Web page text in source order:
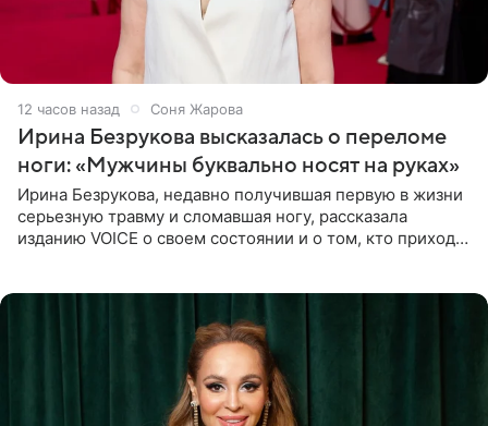
12 часов назад Соня Жарова
Ирина Безрукова высказалась о переломе
ноги: «Мужчины буквально носят на руках»
Ирина Безрукова, недавно получившая первую в жизни
серьезную травму и сломавшая ногу, рассказала
изданию VOICE о своем состоянии и о том, кто приходит